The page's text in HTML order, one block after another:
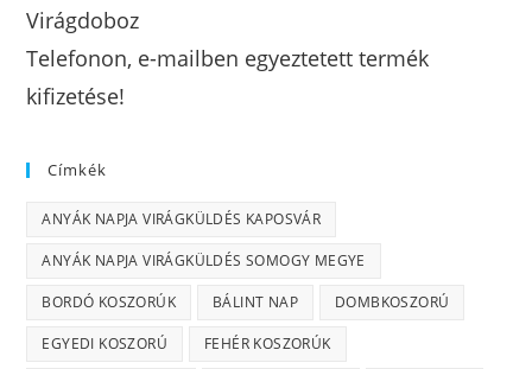
Virágdoboz
Telefonon, e-mailben egyeztetett termék
kifizetése!
Címkék
ANYÁK NAPJA VIRÁGKÜLDÉS KAPOSVÁR
ANYÁK NAPJA VIRÁGKÜLDÉS SOMOGY MEGYE
BORDÓ KOSZORÚK BÁLINT NAP DOMBKOSZORÚ
EGYEDI KOSZORÚ FEHÉR KOSZORÚK